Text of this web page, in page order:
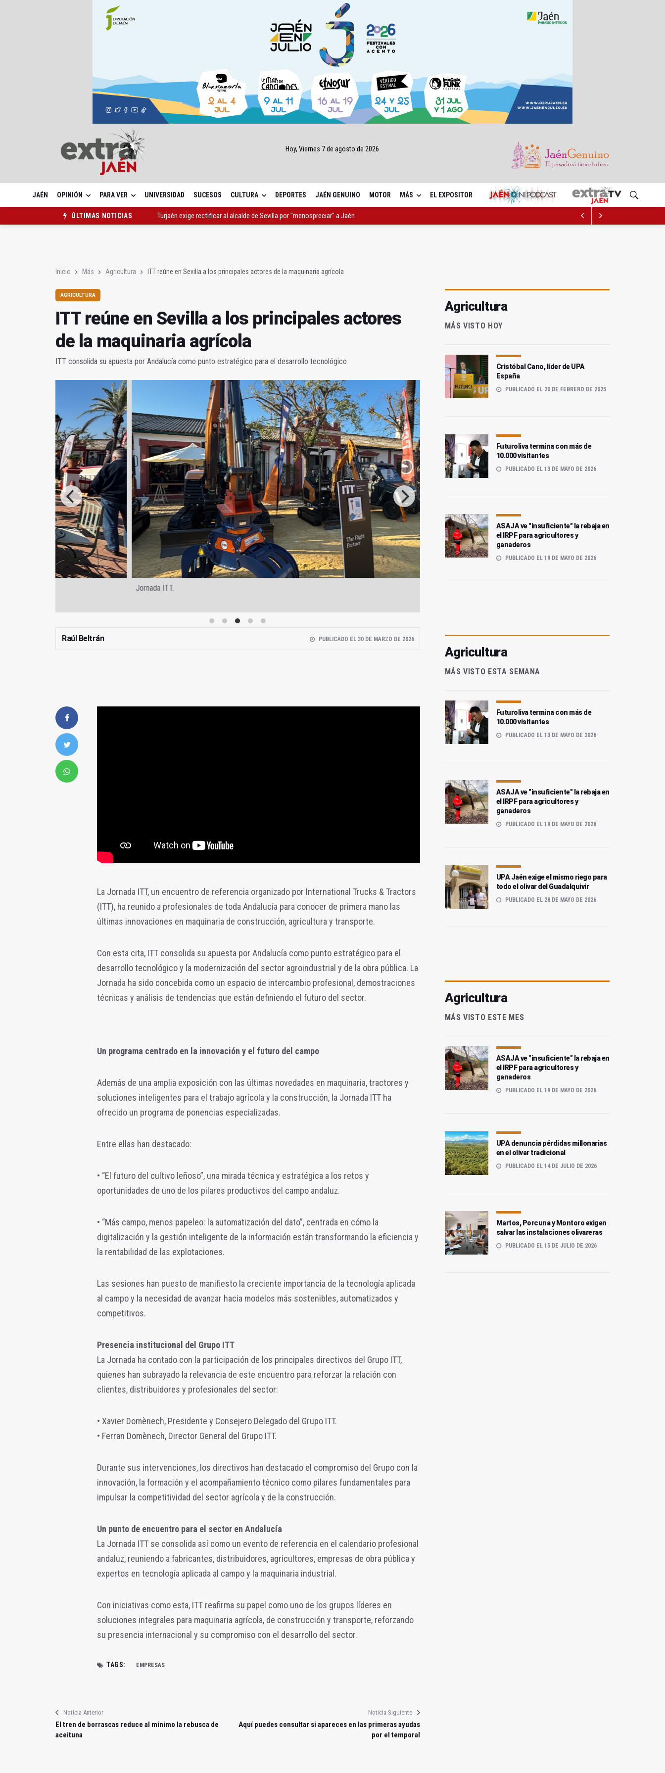
Hoy, Viernes 7 de agosto de 2026
JAÉN OPINIÓN PARA VER UNIVERSIDAD SUCESOS CULTURA DEPORTES JAÉN GENUINO MOTOR MÁS EL EXPOSITOR
ÚLTIMAS NOTICIAS
Turjaén exige rectificar al alcalde de Sevilla por "menospreciar" a Jaén
Inicio Más Agricultura ITT reúne en Sevilla a los principales actores de la maquinaria agrícola
AGRICULTURA
ITT reúne en Sevilla a los principales actores
de la maquinaria agrícola
ITT consolida su apuesta por Andalucía como punto estratégico para el desarrollo tecnológico
Raúl Beltrán PUBLICADO EL 30 DE MARZO DE 2026
La Jornada ITT, un encuentro de referencia organizado por International Trucks & Tractors
(ITT), ha reunido a profesionales de toda Andalucía para conocer de primera mano las
últimas innovaciones en maquinaria de construcción, agricultura y transporte.
Con esta cita, ITT consolida su apuesta por Andalucía como punto estratégico para el
desarrollo tecnológico y la modernización del sector agroindustrial y de la obra pública. La
Jornada ha sido concebida como un espacio de intercambio profesional, demostraciones
técnicas y análisis de tendencias que están definiendo el futuro del sector.
Un programa centrado en la innovación y el futuro del campo
Además de una amplia exposición con las últimas novedades en maquinaria, tractores y
soluciones inteligentes para el trabajo agrícola y la construcción, la Jornada ITT ha
ofrecido un programa de ponencias especializadas.
Entre ellas han destacado:
• “El futuro del cultivo leñoso”, una mirada técnica y estratégica a los retos y
oportunidades de uno de los pilares productivos del campo andaluz.
• “Más campo, menos papeleo: la automatización del dato”, centrada en cómo la
digitalización y la gestión inteligente de la información están transformando la eficiencia y
la rentabilidad de las explotaciones.
Las sesiones han puesto de manifiesto la creciente importancia de la tecnología aplicada
al campo y la necesidad de avanzar hacia modelos más sostenibles, automatizados y
competitivos.
Presencia institucional del Grupo ITT
La Jornada ha contado con la participación de los principales directivos del Grupo ITT,
quienes han subrayado la relevancia de este encuentro para reforzar la relación con
clientes, distribuidores y profesionales del sector:
• Xavier Domènech, Presidente y Consejero Delegado del Grupo ITT.
• Ferran Domènech, Director General del Grupo ITT.
Durante sus intervenciones, los directivos han destacado el compromiso del Grupo con la
innovación, la formación y el acompañamiento técnico como pilares fundamentales para
impulsar la competitividad del sector agrícola y de la construcción.
Un punto de encuentro para el sector en Andalucía
La Jornada ITT se consolida así como un evento de referencia en el calendario profesional
andaluz, reuniendo a fabricantes, distribuidores, agricultores, empresas de obra pública y
expertos en tecnología aplicada al campo y la maquinaria industrial.
Con iniciativas como esta, ITT reafirma su papel como uno de los grupos líderes en
soluciones integrales para maquinaria agrícola, de construcción y transporte, reforzando
su presencia internacional y su compromiso con el desarrollo del sector.
TAGS: EMPRESAS
Noticia Anterior
El tren de borrascas reduce al mínimo la rebusca de
aceituna
Noticia Siguiente
Aquí puedes consultar si apareces en las primeras ayudas
por el temporal
Agricultura
MÁS VISTO HOY
Cristóbal Cano, líder de UPA
España
PUBLICADO EL 20 DE FEBRERO DE 2025
Futuroliva termina con más de
10.000 visitantes
PUBLICADO EL 13 DE MAYO DE 2026
ASAJA ve "insuficiente" la rebaja en
el IRPF para agricultores y
ganaderos
PUBLICADO EL 19 DE MAYO DE 2026
Agricultura
MÁS VISTO ESTA SEMANA
Futuroliva termina con más de
10.000 visitantes
PUBLICADO EL 13 DE MAYO DE 2026
ASAJA ve "insuficiente" la rebaja en
el IRPF para agricultores y
ganaderos
PUBLICADO EL 19 DE MAYO DE 2026
UPA Jaén exige el mismo riego para
todo el olivar del Guadalquivir
PUBLICADO EL 28 DE MAYO DE 2026
Agricultura
MÁS VISTO ESTE MES
ASAJA ve "insuficiente" la rebaja en
el IRPF para agricultores y
ganaderos
PUBLICADO EL 19 DE MAYO DE 2026
UPA denuncia pérdidas millonarias
en el olivar tradicional
PUBLICADO EL 14 DE JULIO DE 2026
Martos, Porcuna y Montoro exigen
salvar las instalaciones olivareras
PUBLICADO EL 15 DE JULIO DE 2026